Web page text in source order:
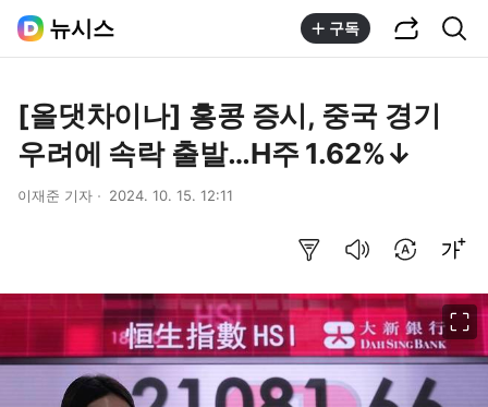
뉴시스 구독
[올댓차이나] 홍콩 증시, 중국 경기
우려에 속락 출발…H주 1.62%↓
이재준 기자 2024. 10. 15. 12:11